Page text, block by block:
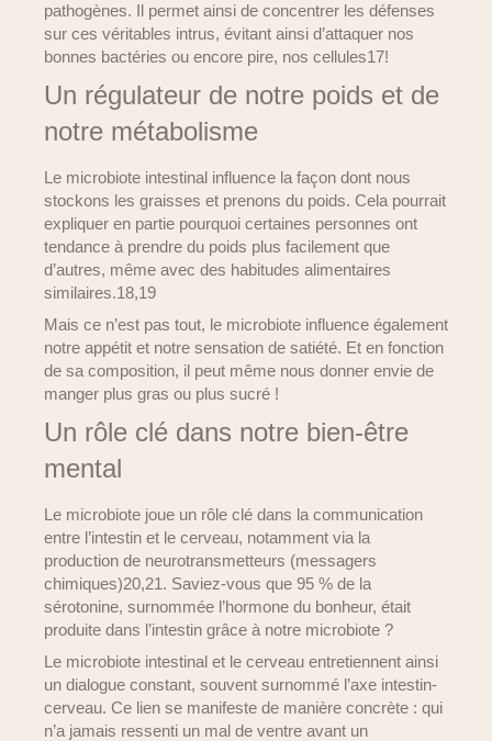
pathogènes. Il permet ainsi de concentrer les défenses
sur ces véritables intrus, évitant ainsi d’attaquer nos
bonnes bactéries ou encore pire, nos cellules17!
Un régulateur de notre poids et de
notre métabolisme
Le microbiote intestinal influence la façon dont nous
stockons les graisses et prenons du poids. Cela pourrait
expliquer en partie pourquoi certaines personnes ont
tendance à prendre du poids plus facilement que
d’autres, même avec des habitudes alimentaires
similaires.18,19
Mais ce n’est pas tout, le microbiote influence également
notre appétit et notre sensation de satiété. Et en fonction
de sa composition, il peut même nous donner envie de
manger plus gras ou plus sucré !
Un rôle clé dans notre bien-être
mental
Le microbiote joue un rôle clé dans la communication
entre l’intestin et le cerveau, notamment via la
production de neurotransmetteurs (messagers
chimiques)20,21. Saviez-vous que 95 % de la
sérotonine, surnommée l’hormone du bonheur, était
produite dans l’intestin grâce à notre microbiote ?
Le microbiote intestinal et le cerveau entretiennent ainsi
un dialogue constant, souvent surnommé l’axe intestin-
cerveau. Ce lien se manifeste de manière concrète : qui
n’a jamais ressenti un mal de ventre avant un